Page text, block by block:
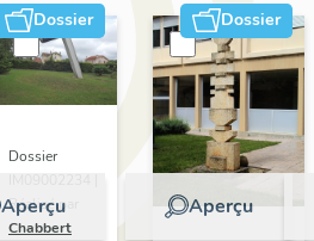
Dossier
Aperçu
Dossier
Réalisé par
Chabbert
Dossier
Aperçu